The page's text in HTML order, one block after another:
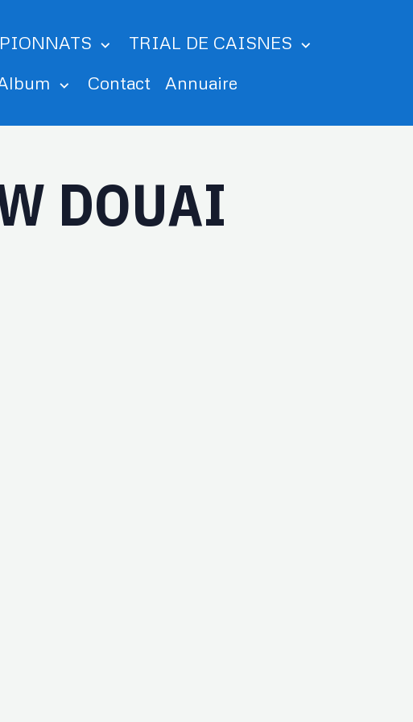
TRIAL DE CAISNES
Contact Annuaire
DOUAI